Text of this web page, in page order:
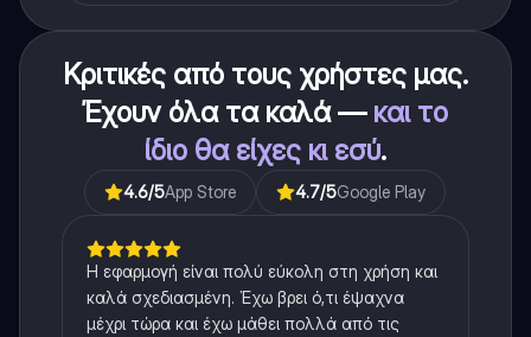
Κριτικές από τους χρήστες μας.
Έχουν όλα τα καλά — και το
ίδιο θα είχες κι εσύ.
4.6/5App Store 4.7/5Google Play
Η εφαρμογή είναι πολύ εύκολη στη χρήση και
καλά σχεδιασμένη. Έχω βρει ό,τι έψαχνα
μέχρι τώρα και έχω μάθει πολλά από τις